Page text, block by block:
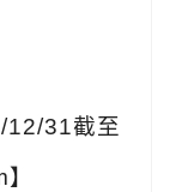
12/31截至